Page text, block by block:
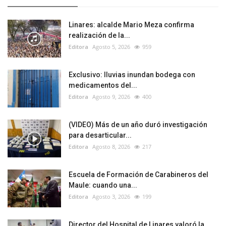
Linares: alcalde Mario Meza confirma
realización de la...
Editora Agosto 5, 2026 959
Exclusivo: lluvias inundan bodega con
medicamentos del...
Editora Agosto 9, 2026 400
(VIDEO) Más de un año duró investigación
para desarticular...
Editora Agosto 8, 2026 217
Escuela de Formación de Carabineros del
Maule: cuando una...
Editora Agosto 3, 2026 199